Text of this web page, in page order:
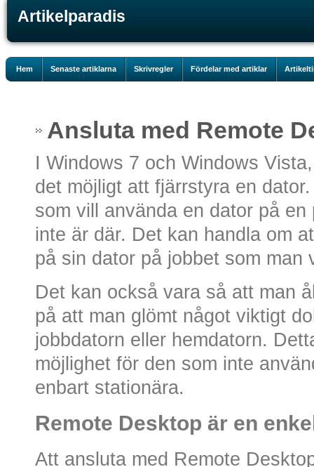
Artikelparadis
Hem Senaste artiklarna Skrivregler Fördelar med artiklar
Ansluta med Remote
I Windows 7 och Windows
det möjligt att fjärrstyra en
som vill använda en dator på
inte är där. Det kan handla om
på sin dator på jobbet som man
Det kan också vara så att man
på att man glömt något viktigt
jobbdatorn eller hemdatorn.
möjlighet för den som inte
enbart stationära.
Remote Desktop är en
Att ansluta med Remote